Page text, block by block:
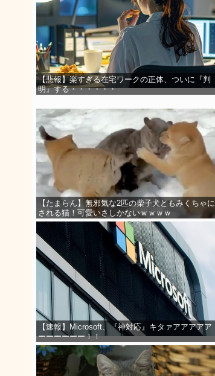
【悲報】楽すぎる在宅ワークの正体、ついに『判
明』する・・・・・・
【たまらん】無邪気な2匹の柴子犬ともみくちゃに
される猫！可愛いさしかないｗｗｗｗ
【速報】Microsoft、『神対応』キタァアアアアア
ーーーーーー！！